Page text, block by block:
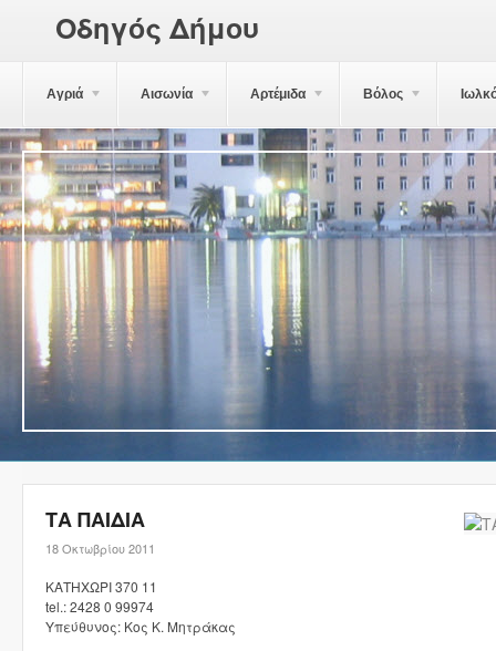
Οδηγός Δήμου
Αγριά Αισωνία Αρτέμιδα Βόλος
ΤΑ ΠΑΙΔΙΑ
18 Οκτωβρίου 2011
ΚΑΤΗΧΩΡΙ 370 11
tel.: 2428 0 99974
Υπεύθυνος: Κος Κ. Μητράκας